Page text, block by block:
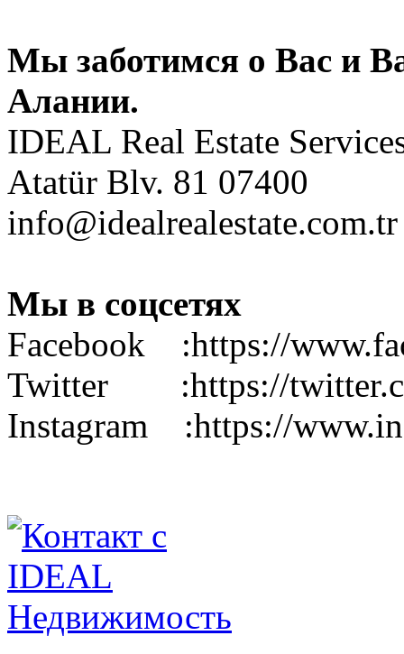
Мы заботимся о Вас и
Алании.
IDEAL Real Estate
Atatür Blv. 81 07400
Мы в соцсетях
Facebook :https://
Twitter :https://
Instagram :https://